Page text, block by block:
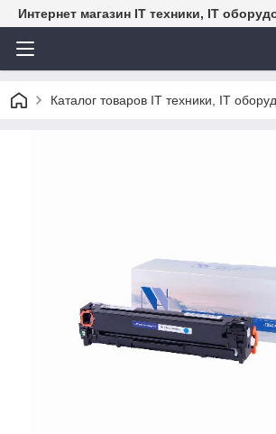
Интернет магазин IT техники, IT
Каталог товаров IT техники, IT